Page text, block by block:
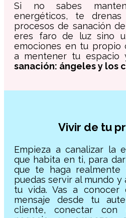
Si no sabes
energéticos, te
procesos de sanación
eres faro de luz sino
emociones en tu propio
a mentener tu espacio
sanación: ángeles y los
Vivir de tu
Empieza a canalizar la
que habita en ti, para
que te haga
puedas servir al mundo y
tu vida. Vas a conocer
mensaje desde tu
cliente, conectar